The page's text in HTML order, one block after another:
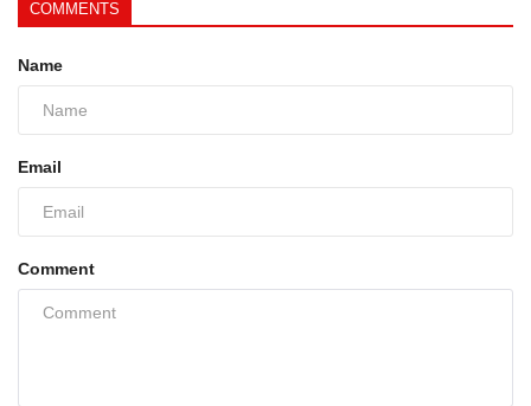
COMMENTS
Name
Email
Comment